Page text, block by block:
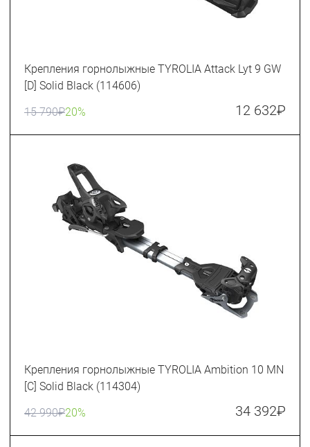
Крепления горнолыжные TYROLIA Attack Lyt 9 GW
[D] Solid Black (114606)
15 790₽20% 12 632₽
Крепления горнолыжные TYROLIA Ambition 10 MN
[C] Solid Black (114304)
42 990₽20% 34 392₽